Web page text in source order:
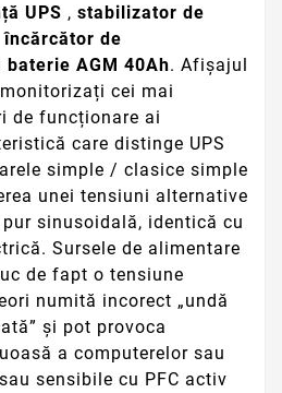
UPS , stabilizator de
încărcător de
baterie AGM 40Ah. Afișajul
cei mai
de funcționare ai
care distinge UPS
simple / clasice simple
unei tensiuni alternative
sinusoidală, identică cu
Sursele de alimentare
de fapt o tensiune
numită incorect „undă
și pot provoca
a computerelor sau
sensibile cu PFC activ